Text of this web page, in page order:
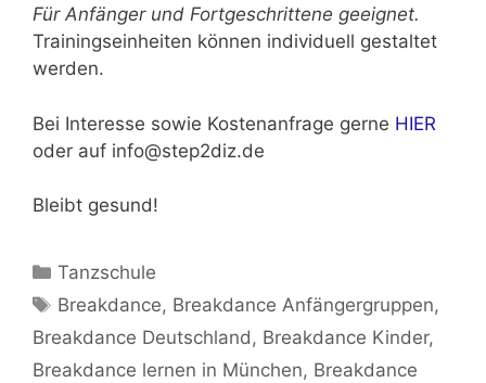
Für Anfänger und Fortgeschrittene geeignet.
Trainingseinheiten können individuell gestaltet
werden.
Bei Interesse sowie Kostenanfrage gerne HIER
oder auf info@step2diz.de
Bleibt gesund!
Kategorien
Tanzschule
Schlagwörter
Breakdance, Breakdance Anfängergruppen,
Breakdance Deutschland, Breakdance Kinder,
Breakdance lernen in München, Breakdance